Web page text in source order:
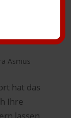
Asmus
hat das
Ihre
lassen.